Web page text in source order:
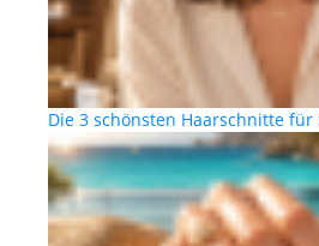
Die 3 schönsten Haarschnitte